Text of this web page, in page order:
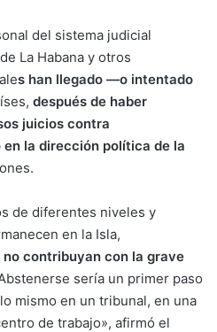
del sistema judicial
La Habana y otros
s han llegado —o intentado
después de haber
juicios contra
la dirección política de la
de diferentes niveles y
en la Isla,
no contribuyan con la grave
sería un primer paso
mismo en un tribunal, en una
de trabajo», afirmó el